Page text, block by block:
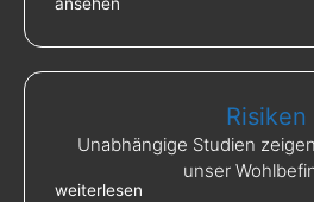
ansehen
Risiken
Unabhängige Studien
unser
weiterlesen